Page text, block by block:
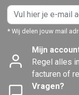
* Wij delen jouw mail
Mijn
Regel alles
facturen of
Vragen?